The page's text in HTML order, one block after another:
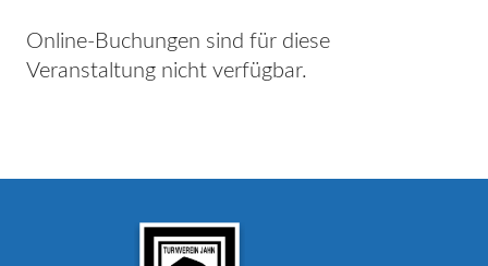
Online-Buchungen sind für diese
Veranstaltung nicht verfügbar.